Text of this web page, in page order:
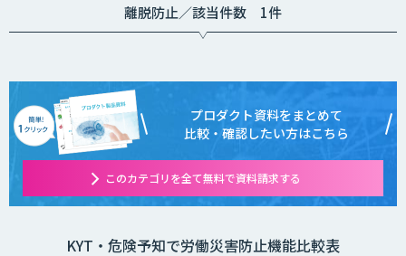
離脱防止／該当件数 1件
プロダクト資料をまとめて
比較・確認したい方はこちら
このカテゴリを全て無料で資料請求する
KYT・危険予知で労働災害防止機能比較表